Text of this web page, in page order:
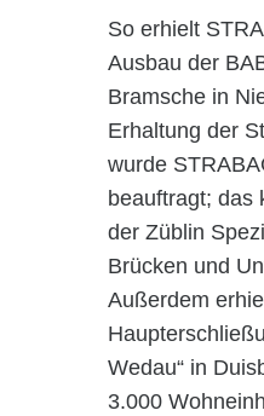
So erhielt
Ausbau der
Bramsche in
Erhaltung der
wurde
beauftragt; das
der Züblin
Brücken und
Außerdem
Wedau“ in
3.000